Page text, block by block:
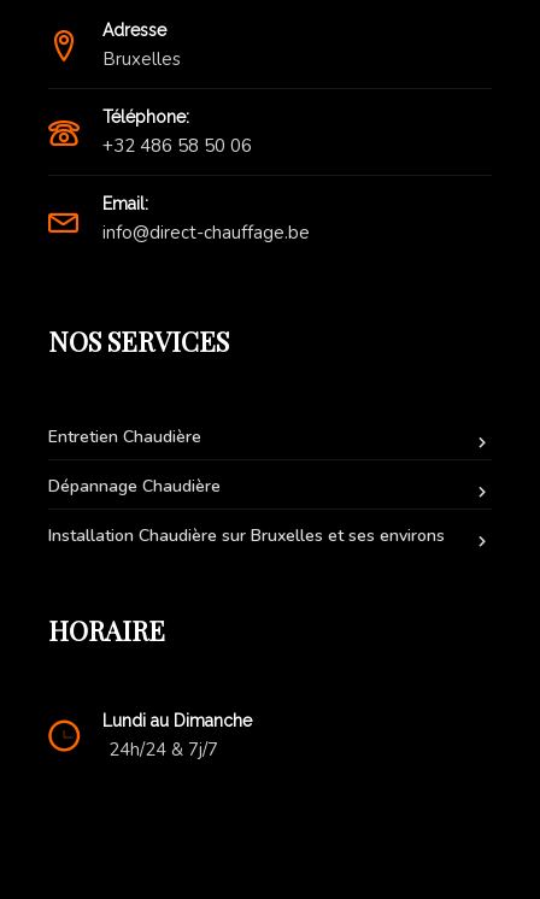
Adresse
Bruxelles
Téléphone:
+32 486 58 50 06
Email:
info@direct-chauffage.be
NOS SERVICES
Entretien Chaudière
Dépannage Chaudière
Installation Chaudière sur Bruxelles et ses environs
HORAIRE
Lundi au Dimanche
24h/24 & 7j/7